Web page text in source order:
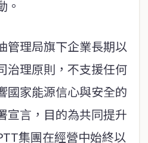
。
管理局旗下企業長期以
治理原則，不支援任何
國家能源信心與安全的
宣言，目的為共同提升
集團在經營中始終以